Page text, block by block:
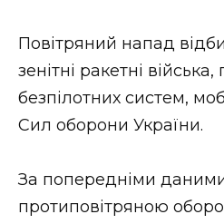
ВІДЕО
Повітряний напад
зенітні ракетні
безпілотних систем,
Сил оборони України.
За попередніми
протиповітряною